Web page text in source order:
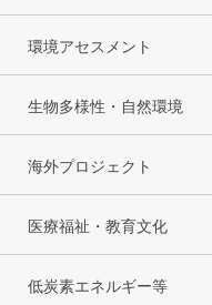
環境アセスメント
生物多様性・自然環境
海外プロジェクト
医療福祉・教育文化
低炭素エネルギー等